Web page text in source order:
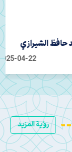
2025-04-22
رؤية المزيد